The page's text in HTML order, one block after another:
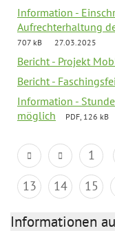
Information -
Aufrechterhaltung
707 kB
27.03.2025
Bericht - Projekt
Bericht -
Information -
möglich
PDF, 126 kB
1
13
14 15
Informationen